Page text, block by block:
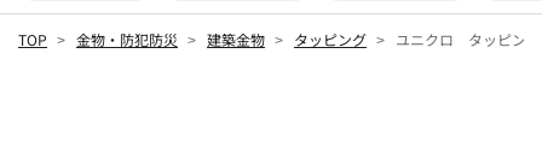
TOP 金物・防犯防災 建築金物 タッピング ユニクロ タッピン